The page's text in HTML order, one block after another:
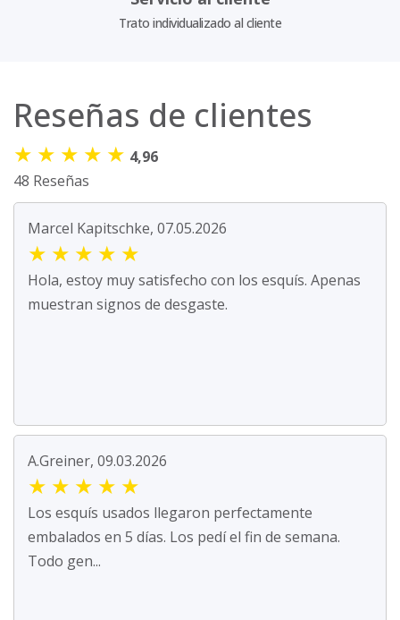
Trato individualizado al cliente
Reseñas de clientes
★ ★ ★ ★ ★ 4,96
48 Reseñas
Marcel Kapitschke, 07.05.2026
★ ★ ★ ★ ★
Hola, estoy muy satisfecho con los esquís. Apenas
muestran signos de desgaste.
A.Greiner, 09.03.2026
★ ★ ★ ★ ★
Los esquís usados llegaron perfectamente
embalados en 5 días. Los pedí el fin de semana.
Todo gen...